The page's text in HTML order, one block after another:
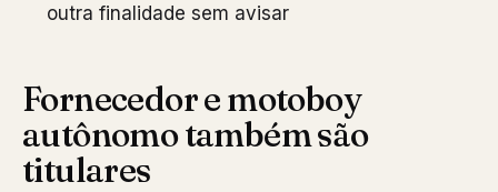
outra finalidade sem avisar
Fornecedor e motoboy
autônomo também são
titulares